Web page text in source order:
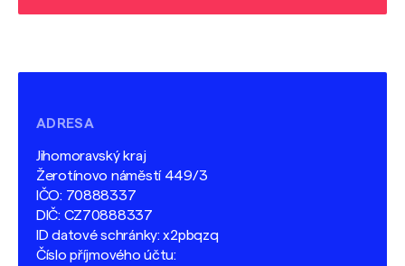
ADRESA
Jihomoravský kraj
Žerotínovo náměstí 449/3
IČO: 70888337
DIČ: CZ70888337
ID datové schránky: x2pbqzq
Číslo příjmového účtu: